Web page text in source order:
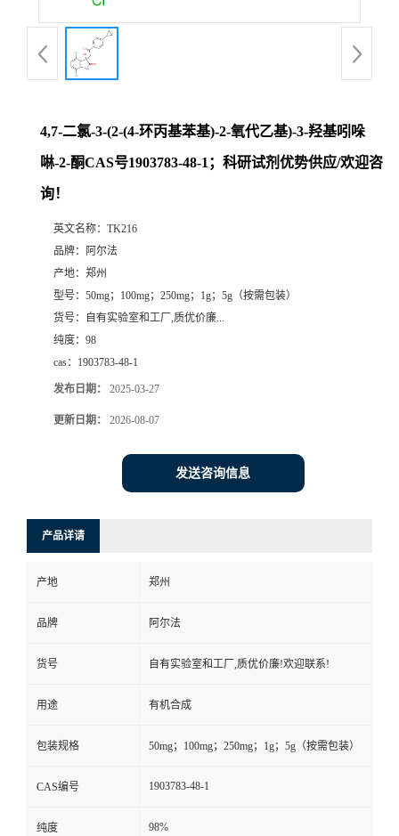
厅4,7-二氯-3-(2-(4-环丙基苯基)-2-氧代乙基)-3-羟基吲哚
啉-2-酮CAS号1903783-48-1；科研试剂优势供应/欢迎咨
询！
英文名称： TK216
品牌：
阿尔法
产地： 郑州
型号： 50mg；100mg；250mg；1g；5g（按需包装）
货号：
自有实验室和工厂,质优价廉...
纯度： 98
cas： 1903783-48-1
发布日期： 2025-03-27
更新日期： 2026-08-07
发送咨询信息
产品详请
产地 郑州
品牌 阿尔法
货号 自有实验室和工厂,质优价廉!欢迎联系!
用途 有机合成
包装规格 50mg；100mg；250mg；1g；5g（按需包装）
CAS编号 1903783-48-1
纯度 98%